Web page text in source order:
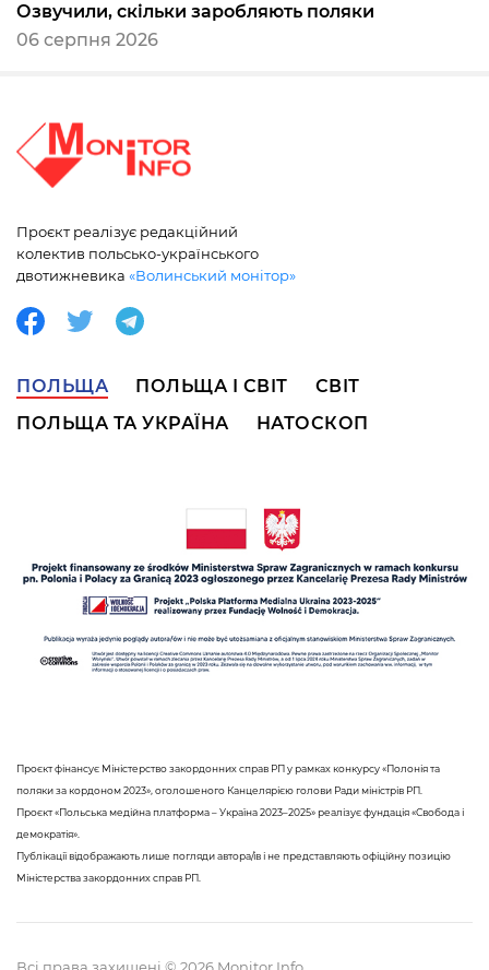
Озвучили, скільки заробляють поляки
06 серпня 2026
Проєкт реалізує редакційний
колектив польсько-українського
двотижневика «Волинський монітор»
ПОЛЬЩА ПОЛЬЩА І СВІТ
СВІТ
ПОЛЬЩА ТА УКРАЇНА
НАТОСКОП
Проєкт фінансує Міністерство закордонних справ РП у рамках конкурсу «Полонія та
поляки за кордоном 2023», оголошеного Канцелярією голови Ради міністрів РП.
Проєкт «Польська медійна платформа – Україна 2023–2025» реалізує фундація «Свобода і
демократія».
Публікації відображають лише погляди автора/ів і не представляють офіційну позицію
Міністерства закордонних справ РП.